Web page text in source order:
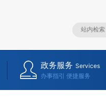
政务服务 Services
办事指引 便捷服务